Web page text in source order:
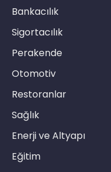
Bankacılık
Sigortacılık
Perakende
Otomotiv
Restoranlar
Sağlık
Enerji ve Altyapı
Eğitim